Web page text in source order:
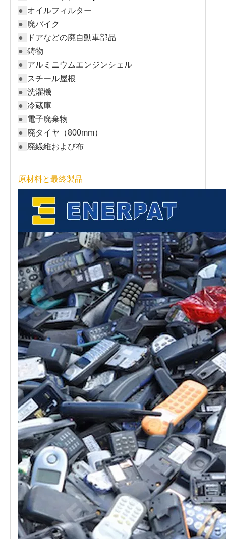
● オイルフィルター
● 廃バイク
●
ドアなどの廃自動車部品
● 鋳物
● アルミニウムエンジンシェル
●
スチール屋根
● 洗濯機
● 冷蔵庫
● 電子廃棄物
● 廃タイヤ（800mm）
● 廃繊維および布
原材料と最終製品